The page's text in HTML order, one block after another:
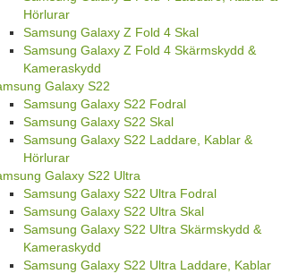
Hörlurar
Samsung Galaxy Z Fold 4 Skal
Samsung Galaxy Z Fold 4 Skärmskydd &
Kameraskydd
Galaxy S22
Samsung Galaxy S22 Fodral
Samsung Galaxy S22 Skal
Samsung Galaxy S22 Laddare, Kablar &
Hörlurar
Galaxy S22 Ultra
Samsung Galaxy S22 Ultra Fodral
Samsung Galaxy S22 Ultra Skal
Samsung Galaxy S22 Ultra Skärmskydd &
Kameraskydd
Samsung Galaxy S22 Ultra Laddare, Kablar